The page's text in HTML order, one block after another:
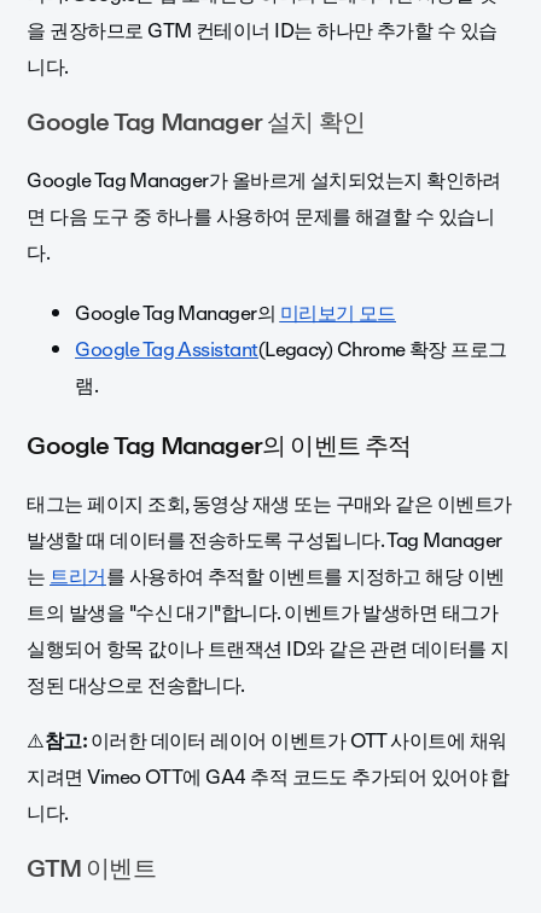
을 권장하므로 GTM 컨테이너 ID는 하나만 추가할 수 있습
니다.
Google Tag Manager 설치 확인
Google Tag Manager가 올바르게 설치되었는지 확인하려
면 다음 도구 중 하나를 사용하여 문제를 해결할 수 있습니
다.
Google Tag Manager의미리보기 모드
Google Tag Assistant(Legacy) Chrome 확장 프로그
램.
Google Tag Manager의 이벤트 추적
태그는 페이지 조회, 동영상 재생 또는 구매와 같은 이벤트가
발생할 때 데이터를 전송하도록 구성됩니다. Tag Manager
는트리거를 사용하여 추적할 이벤트를 지정하고 해당 이벤
트의 발생을 "수신 대기"합니다. 이벤트가 발생하면 태그가
실행되어 항목 값이나 트랜잭션 ID와 같은 관련 데이터를 지
정된 대상으로 전송합니다.
⚠️참고:이러한 데이터 레이어 이벤트가 OTT 사이트에 채워
지려면 Vimeo OTT에 GA4 추적 코드도 추가되어 있어야 합
니다.
GTM 이벤트